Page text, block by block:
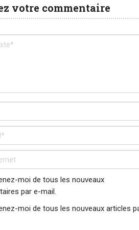
votre commentaire
moi de tous les nouveaux
par e-mail.
moi de tous les nouveaux articles